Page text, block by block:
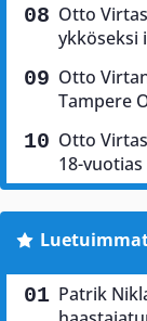
Otto
ykköseksi
Otto
Tampere
Otto
18-
Patrik